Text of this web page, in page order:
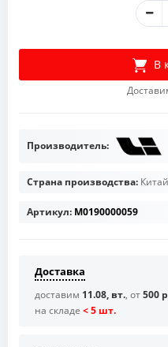
В
Производитель:
Страна производства: Китай
Артикул: M0190000059
Доставка
доставим 11.08, вт., от500
на складе < 5 шт.